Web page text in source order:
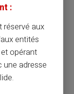
conscient
? Identifier puis
parmi vos
ne s’amplifie
:
réservé aux
entités
opérant
une adresse